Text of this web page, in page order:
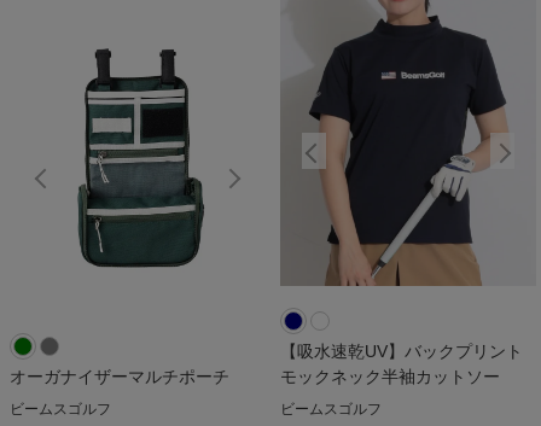
オーガナイザーマルチポーチ
ビームスゴルフ
【吸水速乾UV】バックプリント
モックネック半袖カットソー
ビームスゴルフ